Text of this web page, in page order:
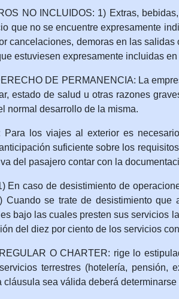
NO INCLUIDOS: 1) Extras,
que no se encuentre expresamente
cancelaciones, demoras en las
estuviesen expresamente incluidas
DE PERMANENCIA: La
estado de salud u otras razones
normal desarrollo de la misma.
Para los viajes al exterior es
suficiente sobre los
del pasajero contar con la
En caso de desistimiento de
Cuando se trate de desistimiento
bajo las cuales presten sus servicios
del diez por ciento de los servicios
O CHARTER: rige lo
terrestres (hotelería,
cláusula sea válida deberá